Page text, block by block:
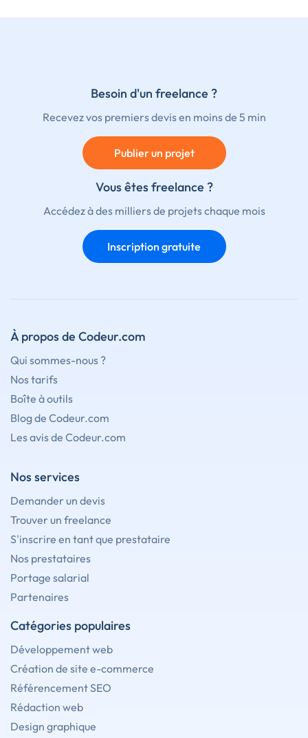
Besoin d'un freelance ?
Recevez vos premiers devis en moins de 5 min
Publier un projet
Vous êtes freelance ?
Accédez à des milliers de projets chaque mois
Inscription gratuite
À propos de Codeur.com
Qui sommes-nous ?
Nos tarifs
Boîte à outils
Blog de Codeur.com
Les avis de Codeur.com
Nos services
Demander un devis
Trouver un freelance
S'inscrire en tant que prestataire
Nos prestataires
Portage salarial
Partenaires
Catégories populaires
Développement web
Création de site e-commerce
Référencement SEO
Rédaction web
Design graphique